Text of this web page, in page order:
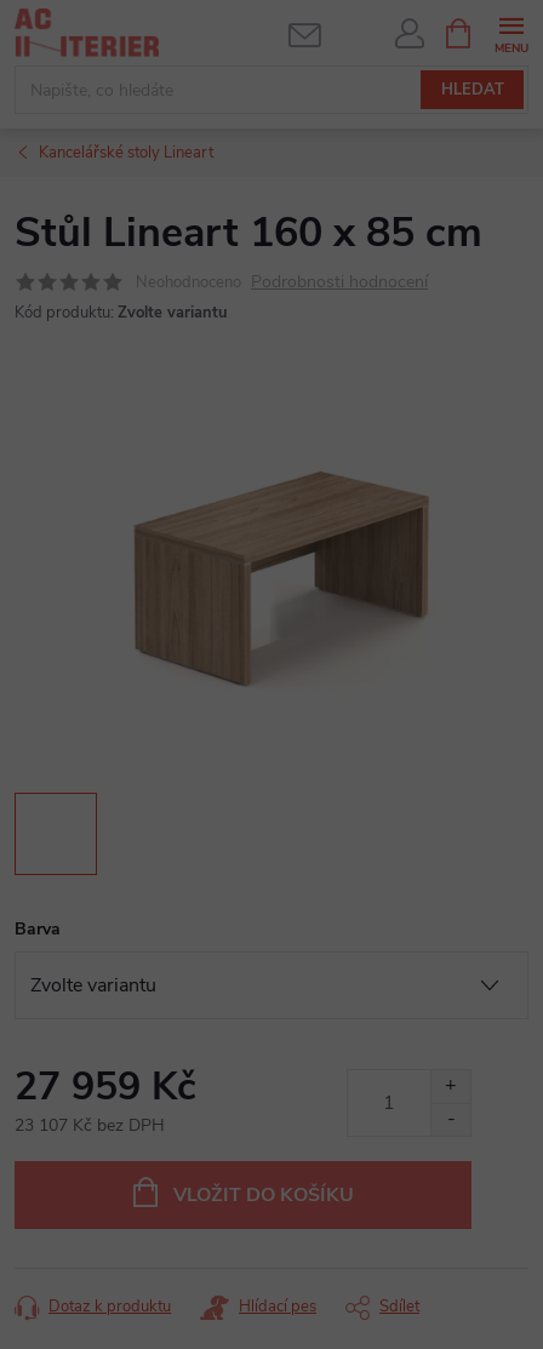
Přejít
na
HLEDAT
NÁKUPNÍ
KOŠÍK
Kancelářské stoly Lineart
Stůl Lineart 160 x 85 cm
Neohodnoceno Podrobnosti hodnocení
Kód produktu: Zvolte variantu
Barva
27 959 Kč
23 107 Kč bez DPH
VLOŽIT DO KOŠÍKU
Dotaz k produktu Hlídací pes Sdílet